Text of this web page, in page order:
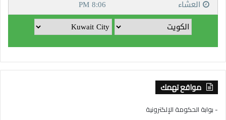
مواقع تهمك
- بوابة الحكومة الإلكترونية